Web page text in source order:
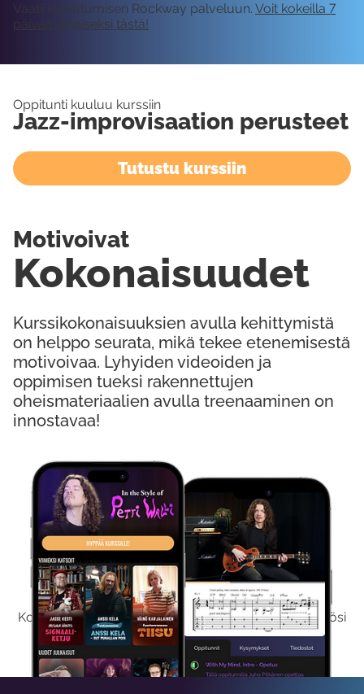
Kokeile Ilmaiseksi
Kokeilemalla ilmaiseksi saat koko sisältömme käyttöösi
viikon ajaksi.
Vaatii kirjautumisen Rockway palveluun. Voit kokeilla 7
päivää ilmaiseksi tästä!
Oppitunti kuuluu kurssiin
Jazz-improvisaation perusteet
Tutustu kurssiin
Kurssikokonaisuuksien avulla kehittymistä
on helppo seurata, mikä tekee etenemisestä
motivoivaa. Lyhyiden videoiden ja
oppimisen tueksi rakennettujen
oheismateriaalien avulla treenaaminen on
innostavaa!
Kokonaisuudet
Motivoivat